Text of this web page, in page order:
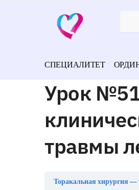
СПЕЦИАЛИТЕТ
Урок
травмы
Торакальная хирургия —